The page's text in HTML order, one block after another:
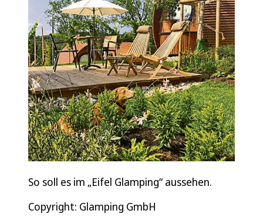
So soll es im „Eifel Glamping“ aussehen.
Copyright: Glamping GmbH